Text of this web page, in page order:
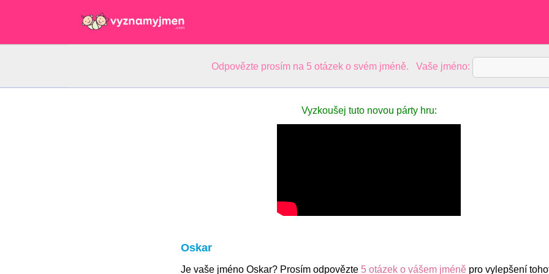
Odpovězte prosím na 5 otázek o svém jméně. Vaše jméno:
Vyzkoušej tuto novou párty hru:
Oskar
Je vaše jméno Oskar? Prosím odpovězte 5 otázek o vášem jméněpro vylepšení